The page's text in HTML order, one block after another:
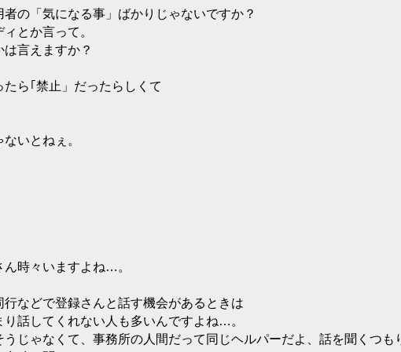
の「気になる事」ばかりじゃないですか？
とか言って。
言えますか？
ら｢禁止」だったらしくて
いとねぇ。
時々いますよね…。
などで登録さんと話す機会があるときは
話してくれない人も多いんですよね…。
じゃなくて、事務所の人間だって同じヘルパーだよ、話を聞くつも